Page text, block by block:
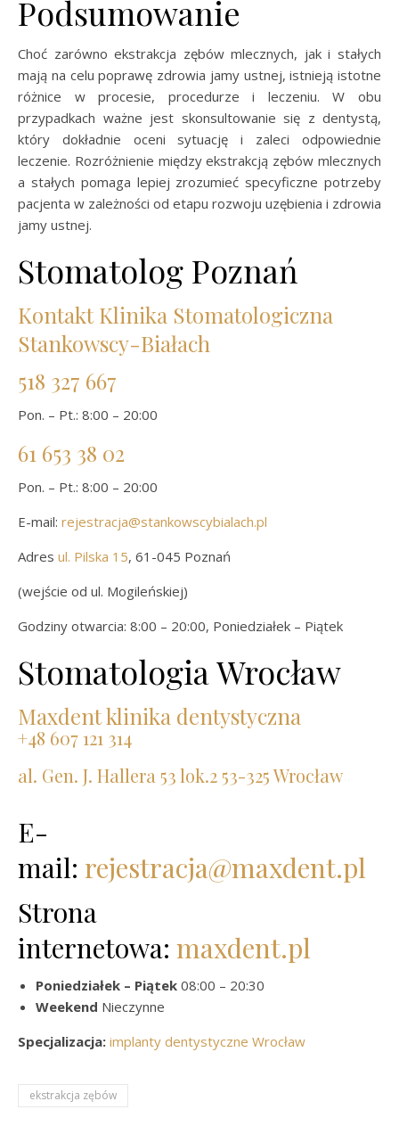
Podsumowanie
Choć zarówno ekstrakcja zębów mlecznych, jak i stałych
mają na celu poprawę zdrowia jamy ustnej, istnieją istotne
różnice w procesie, procedurze i leczeniu. W obu
przypadkach ważne jest skonsultowanie się z dentystą,
który dokładnie oceni sytuację i zaleci odpowiednie
leczenie. Rozróżnienie między ekstrakcją zębów mlecznych
a stałych pomaga lepiej zrozumieć specyficzne potrzeby
pacjenta w zależności od etapu rozwoju uzębienia i zdrowia
jamy ustnej.
Stomatolog Poznań
Kontakt Klinika Stomatologiczna
Stankowscy-Białach
518 327 667
Pon. – Pt.: 8:00 – 20:00
61 653 38 02
Pon. – Pt.: 8:00 – 20:00
E-mail: rejestracja@stankowscybialach.pl
Adres ul. Pilska 15, 61-045 Poznań
(wejście od ul. Mogileńskiej)
Godziny otwarcia: 8:00 – 20:00, Poniedziałek – Piątek
Stomatologia Wrocław
Maxdent klinika dentystyczna
+48 607 121 314
al. Gen. J. Hallera 53 lok.2 53-325 Wrocław
E-
mail: rejestracja@maxdent.pl
Strona
internetowa: maxdent.pl
Poniedziałek – Piątek 08:00 – 20:30
Weekend Nieczynne
Specjalizacja: implanty dentystyczne Wrocław
ekstrakcja zębów